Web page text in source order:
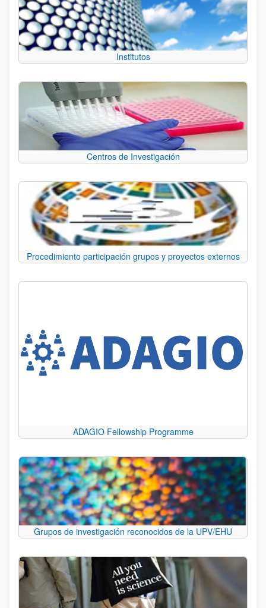
Institutos
Centros de Investigación
Procedimiento participación grupos y proyectos externos
ADAGIO Fellowship Programme
Grupos de investigación reconocidos de la UPV/EHU